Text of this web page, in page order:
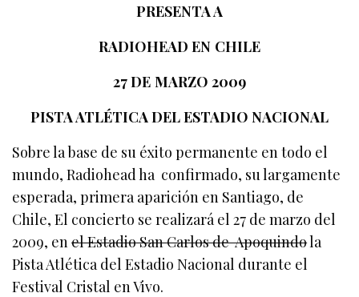
PRESENTA A
RADIOHEAD EN CHILE
27 DE MARZO 2009
PISTA ATLÉTICA DEL ESTADIO NACIONAL
Sobre la base de su éxito permanente en todo el
mundo, Radiohead ha confirmado, su largamente
esperada, primera aparición en Santiago, de
Chile, El concierto se realizará el 27 de marzo del
2009, enel Estadio San Carlos de Apoquindola
Pista Atlética del Estadio Nacional durante el
Festival Cristal en Vivo.